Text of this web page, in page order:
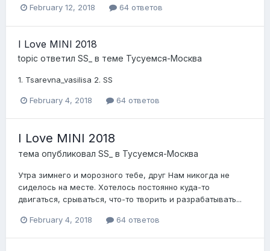
February 12, 2018 64 ответов
I Love MINI 2018
topic ответил SS_ в теме Тусуемся-Москва
1. Tsarevna_vasilisa 2. SS
February 4, 2018 64 ответов
I Love MINI 2018
тема опубликовал SS_ в Тусуемся-Москва
Утра зимнего и морозного тебе, друг Нам никогда не
сиделось на месте. Хотелось постоянно куда-то
двигаться, срываться, что-то творить и разрабатывать...
February 4, 2018 64 ответов